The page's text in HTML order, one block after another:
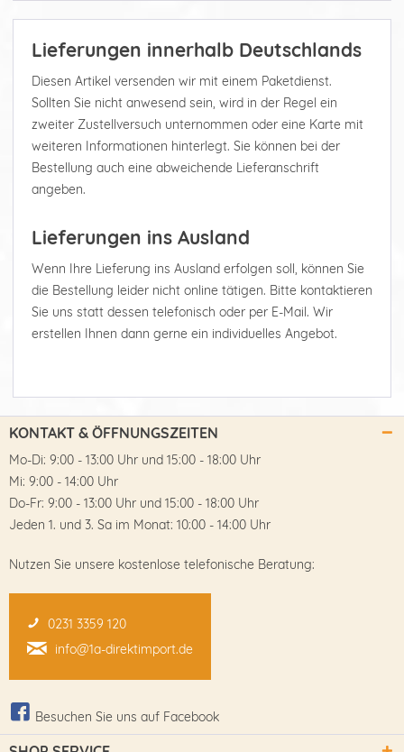
Lieferungen innerhalb Deutschlands
Diesen Artikel versenden wir mit einem Paketdienst.
Sollten Sie nicht anwesend sein, wird in der Regel ein
zweiter Zustellversuch unternommen oder eine Karte mit
weiteren Informationen hinterlegt. Sie können bei der
Bestellung auch eine abweichende Lieferanschrift
angeben.
Lieferungen ins Ausland
Wenn Ihre Lieferung ins Ausland erfolgen soll, können Sie
die Bestellung leider nicht online tätigen. Bitte kontaktieren
Sie uns statt dessen telefonisch oder per E-Mail. Wir
erstellen Ihnen dann gerne ein individuelles Angebot.
KONTAKT & ÖFFNUNGSZEITEN
Mo-Di: 9:00 - 13:00 Uhr und 15:00 - 18:00 Uhr
Mi: 9:00 - 14:00 Uhr
Do-Fr: 9:00 - 13:00 Uhr und 15:00 - 18:00 Uhr
Jeden 1. und 3. Sa im Monat: 10:00 - 14:00 Uhr
Nutzen Sie unsere kostenlose telefonische Beratung:
0231 3359 120
info@1a-direktimport.de
Besuchen Sie uns auf Facebook